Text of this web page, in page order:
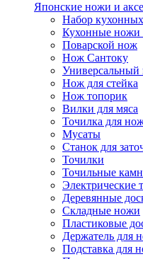
Японские ножи и
Набор
Кухонные ножи
Поварской нож
Нож Сантоку
Нож для стейка
Нож топорик
Вилки для мяса
Точилка для
Мусаты
Станок для
Точилки
Точильные
Электрические
Деревянные
Складные ножи
Пластиковые
Держатель для
Подставка для